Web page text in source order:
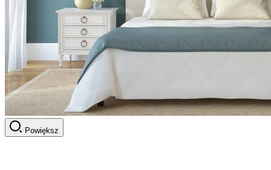
Powiększ